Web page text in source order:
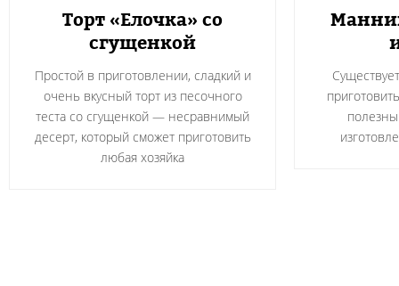
Торт «Елочка» со
сгущенкой
Простой в приготовлении, сладкий и
очень вкусный торт из песочного
теста со сгущенкой — несравнимый
десерт, который сможет приготовить
любая хозяйка